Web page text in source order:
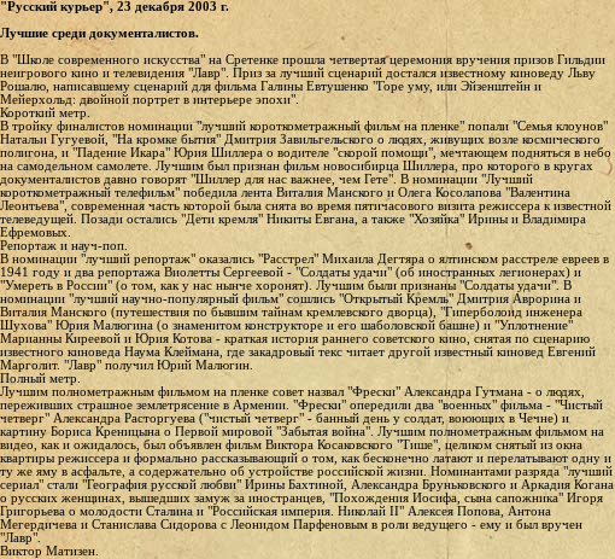
"Русский курьер", 23 декабря 2003 г.
Лучшие среди документалистов.
В "Школе современного искусства" на Сретенке прошла четвертая церемония вручения призов Гильдии
неигрового кино и телевидения "Лавр". Приз за лучший сценарий достался известному киноведу Льву
Рошалю, написавшему сценарий для фильма Галины Евтушенко "Горе уму, или Эйзенштейн и
Мейерхольд: двойной портрет в интерьере эпохи".
Короткий метр.
В тройку финалистов номинации "лучший короткометражный фильм на пленке" попали "Семья клоунов"
Натальи Гугуевой, "На кромке бытия" Дмитрия Завильгельского о людях, живущих возле космического
полигона, и "Падение Икара" Юрия Шиллера о водителе "скорой помощи", мечтающем подняться в небо
на самодельном самолете. Лучшим был признан фильм новосибирца Шиллера, про которого в кругах
документалистов давно говорят "Шиллер для нас важнее, чем Гете". В номинации "Лучший
короткометражный телефильм" победила лента Виталия Манского и Олега Косолапова "Валентина
Леонтьева", современная часть которой была снята во время пятичасового визита режиссера к известной
телеведущей. Позади остались "Дети кремля" Никиты Евгана, а также "Хозяйка" Ирины и Владимира
Ефремовых.
Репортаж и науч-поп.
В номинации "лучший репортаж" оказались "Расстрел" Михаила Дегтяра о ялтинском расстреле евреев в
1941 году и два репортажа Виолетты Сергеевой - "Солдаты удачи" (об иностранных легионерах) и
"Умереть в России" (о том, как у нас нынче хоронят). Лучшим были признаны "Солдаты удачи". В
номинации "лучший научно-популярный фильм" сошлись "Открытый Кремль" Дмитрия Аврорина и
Виталия Манского (путешествия по бывшим тайнам кремлевского дворца), "Гиперболоид инженера
Шухова" Юрия Малюгина (о знаменитом конструкторе и его шаболовской башне) и "Уплотнение"
Марианны Киреевой и Юрия Котова - краткая история раннего советского кино, снятая по сценарию
известного киноведа Наума Клеймана, где закадровый текс читает другой известный киновед Евгений
Марголит. "Лавр" получил Юрий Малюгин.
Полный метр.
Лучшим полнометражным фильмом на пленке совет назвал "Фрески" Александра Гутмана - о людях,
переживших страшное землетрясение в Армении. "Фрески" опередили два "военных" фильма - "Чистый
четверг" Александра Расторгуева ("чистый четверг" - банный день у солдат, воюющих в Чечне) и
картину Бориса Креницына о Первой мировой "Забытая война". Лучшим полнометражным фильмом на
видео, как и ожидалось, был объявлен фильм Виктора Косаковского "Тише", целиком снятый из окна
квартиры режиссера и формально рассказывающий о том, как бесконечно латают и перелатывают одну и
ту же яму в асфальте, а содержательно об устройстве российской жизни. Номинантами разряда "лучший
сериал" стали "География русской любви" Ирины Бахтиной, Александра Бруньковского и Аркадия Когана
о русских женщинах, вышедших замуж за иностранцев, "Похождения Иосифа, сына сапожника" Игоря
Григорьева о молодости Сталина и "Российская империя. Николай II" Алексея Попова, Антона
Мегердичева и Станислава Сидорова с Леонидом Парфеновым в роли ведущего - ему и был вручен
"Лавр".
Виктор Матизен.